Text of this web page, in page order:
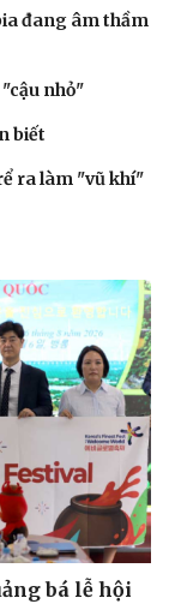
đang âm thầm
nhỏ"
biết
ra làm "vũ khí"
bá lễ hội